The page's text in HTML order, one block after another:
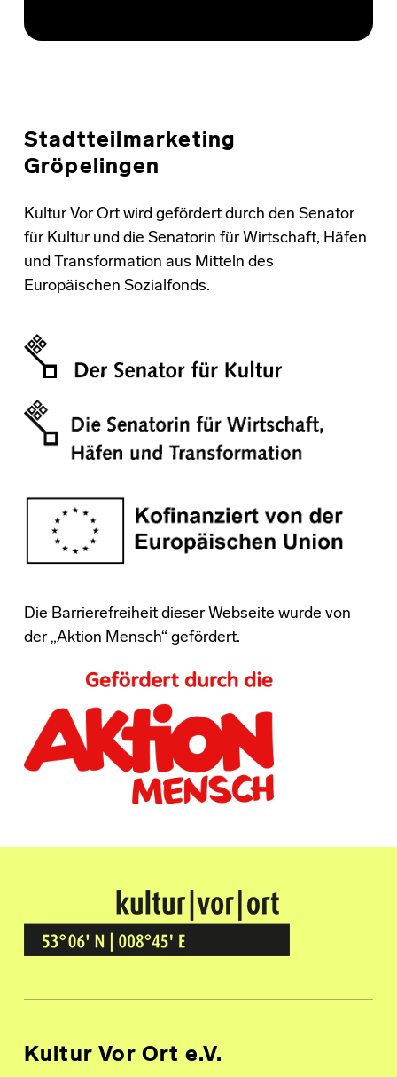
Stadtteilmarketing
Gröpelingen
Kultur Vor Ort wird gefördert durch den Senator
für Kultur und die Senatorin für Wirtschaft, Häfen
und Transformation aus Mitteln des
Europäischen Sozialfonds.
Die Barrierefreiheit dieser Webseite wurde von
der „Aktion Mensch“ gefördert.
Kultur Vor Ort
BREMEN GRÖPELINGEN
Kultur Vor Ort e.V.